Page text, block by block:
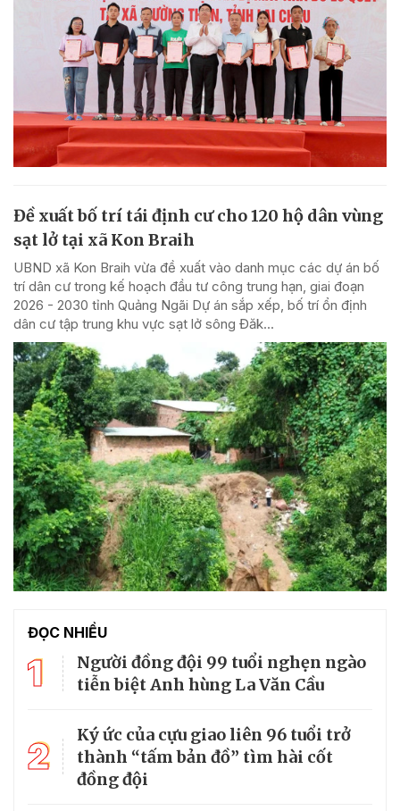
Đề xuất bố trí tái định cư cho 120 hộ dân vùng
sạt lở tại xã Kon Braih
UBND xã Kon Braih vừa đề xuất vào danh mục các dự án bố
trí dân cư trong kế hoạch đầu tư công trung hạn, giai đoạn
2026 - 2030 tỉnh Quảng Ngãi Dự án sắp xếp, bố trí ổn định
dân cư tập trung khu vực sạt lở sông Đăk...
ĐỌC NHIỀU
1
Người đồng đội 99 tuổi nghẹn ngào
tiễn biệt Anh hùng La Văn Cầu
2
Ký ức của cựu giao liên 96 tuổi trở
thành “tấm bản đồ” tìm hài cốt
đồng đội